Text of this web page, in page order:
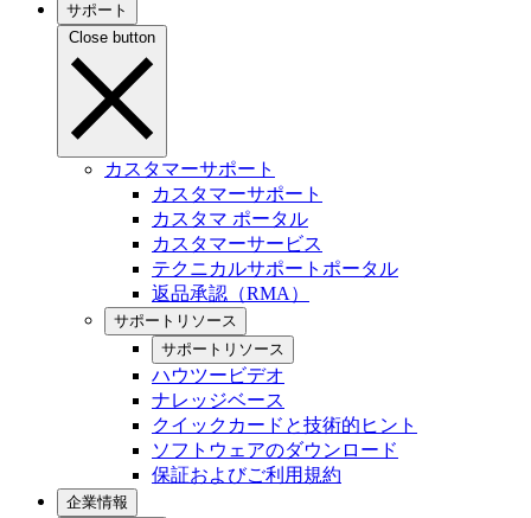
サポート
Close button
カスタマーサポート
カスタマーサポート
カスタマ ポータル
カスタマーサービス
テクニカルサポートポータル
返品承認（RMA）
サポートリソース
サポートリソース
ハウツービデオ
ナレッジベース
クイックカードと技術的ヒント
ソフトウェアのダウンロード
保証およびご利用規約
企業情報